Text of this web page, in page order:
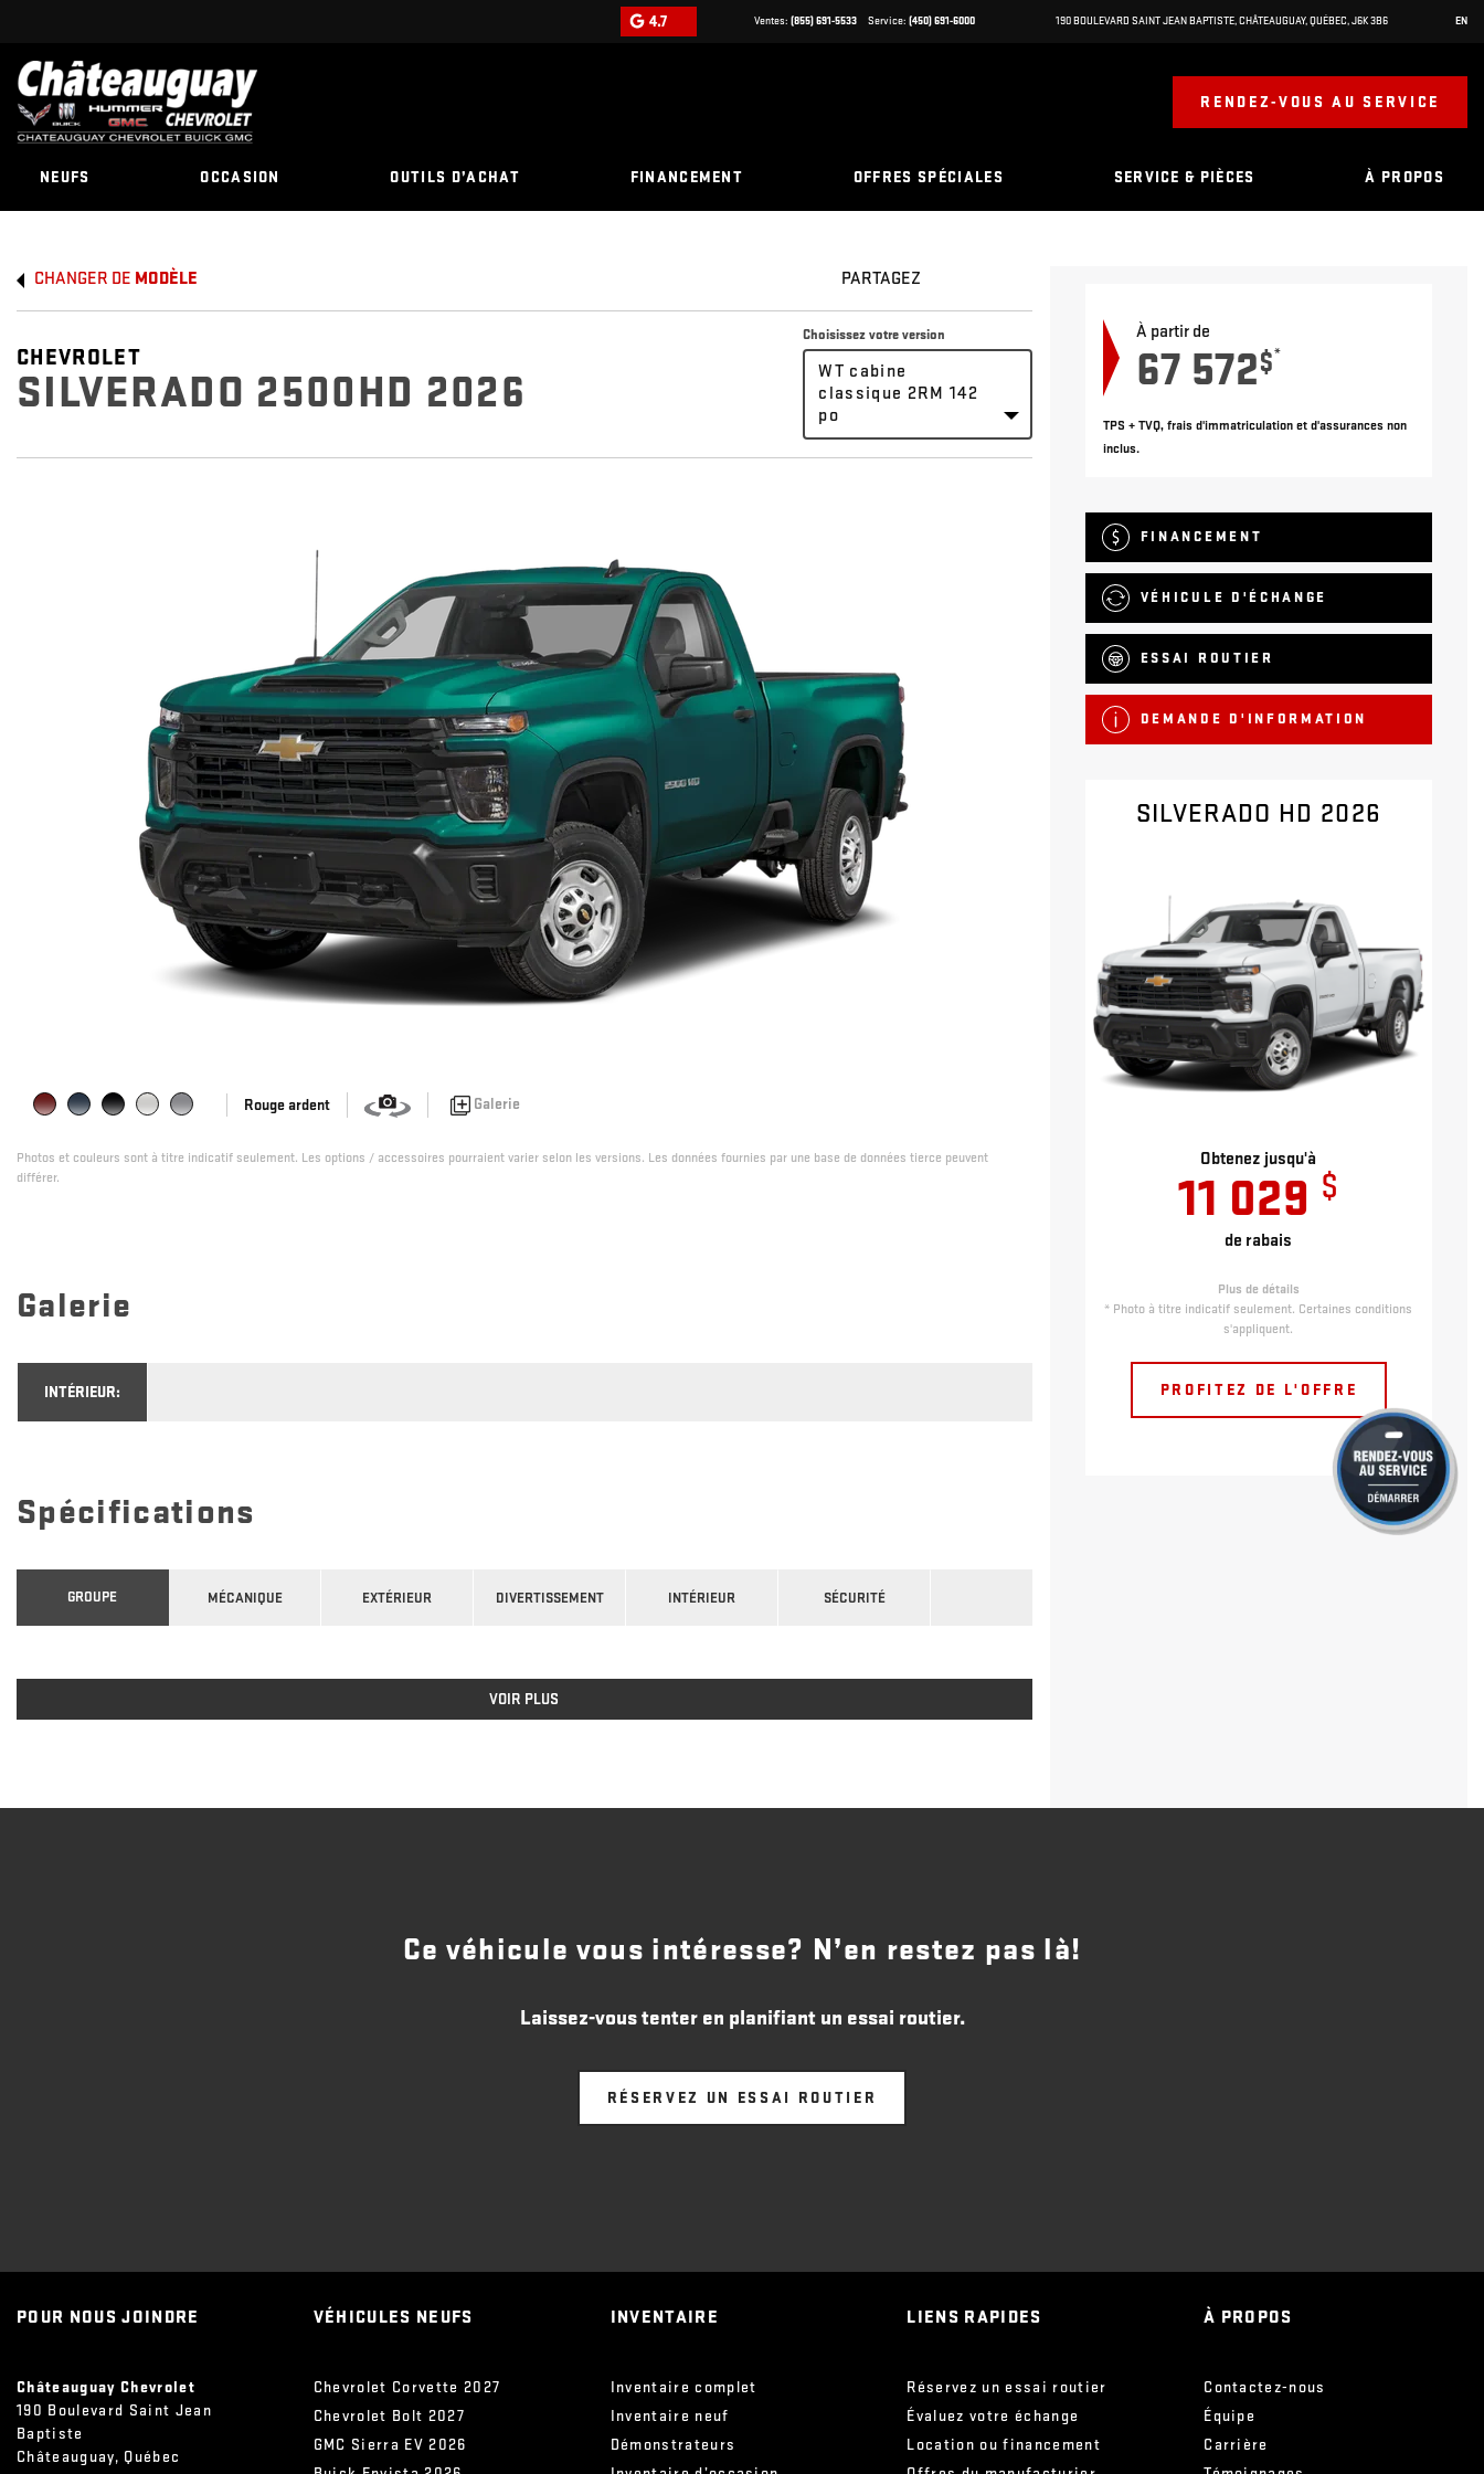
4.7 Ventes: (855) 691-5533 Service: (450) 691-6000 190 BOULEVARD SAINT JEAN BAPTISTE,CHÂTEAUGUAY,QUÉBEC,J6K 3B6 EN
RENDEZ-VOUS AU SERVICE
NEUFS OCCASION OUTILS D’ACHAT FINANCEMENT OFFRES SPÉCIALES SERVICE & PIÈCES À PROPOS
CHANGER DE MODÈLE PARTAGEZ
CHEVROLET
SILVERADO 2500HD 2026
Choisissez votre version
WT cabine
classique 2RM 142
po
Rouge ardent Galerie
Photos et couleurs sont à titre indicatif seulement. Les options / accessoires pourraient varier selon les versions. Les données fournies par une base de données tierce peuvent
différer.
Galerie
INTÉRIEUR:
Spécifications
GROUPE MÉCANIQUE EXTÉRIEUR DIVERTISSEMENT INTÉRIEUR SÉCURITÉ
VOIR PLUS
À partir de
67 572$*
TPS + TVQ, frais d'immatriculation et d'assurances non
inclus.
FINANCEMENT
VÉHICULE D'ÉCHANGE
ESSAI ROUTIER
DEMANDE D'INFORMATION
SILVERADO HD 2026
Obtenez jusqu'à
11 029 $
de rabais
Plus de détails
* Photo à titre indicatif seulement. Certaines conditions
s'appliquent.
PROFITEZ DE L'OFFRE
Ce véhicule vous intéresse? N’en restez pas là!
Laissez-vous tenter en planifiant un essai routier.
RÉSERVEZ UN ESSAI ROUTIER
POUR NOUS JOINDRE
Châteauguay Chevrolet
190 Boulevard Saint Jean
Baptiste
Châteauguay, Québec
VÉHICULES NEUFS
Chevrolet Corvette 2027
Chevrolet Bolt 2027
GMC Sierra EV 2026
INVENTAIRE
Inventaire complet
Inventaire neuf
Démonstrateurs
LIENS RAPIDES
Réservez un essai routier
Évaluez votre échange
Location ou financement
À PROPOS
Contactez-nous
Équipe
Carrière